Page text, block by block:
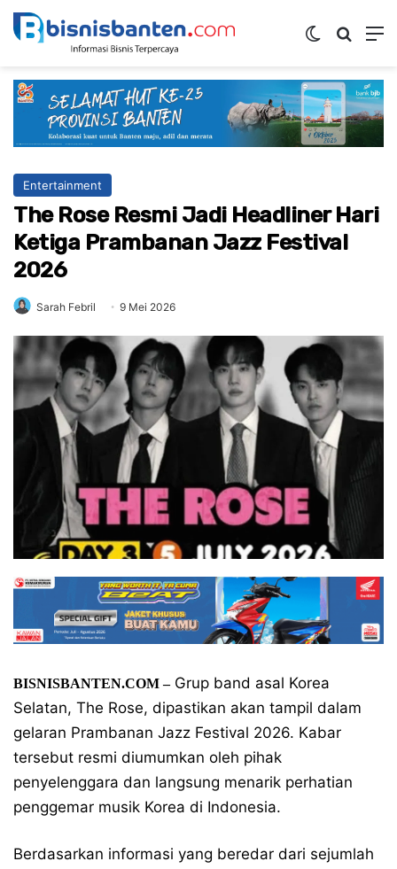
Switch skin
Entertainment
The Rose Resmi Jadi Headliner Hari
Ketiga Prambanan Jazz Festival
2026
Sarah Febril 9 Mei 2026
BISNISBANTEN.COM–Grup band asal Korea
Selatan, The Rose, dipastikan akan tampil dalam
gelaran Prambanan Jazz Festival 2026. Kabar
tersebut resmi diumumkan oleh pihak
penyelenggara dan langsung menarik perhatian
penggemar musik Korea di Indonesia.
Berdasarkan informasi yang beredar dari sejumlah